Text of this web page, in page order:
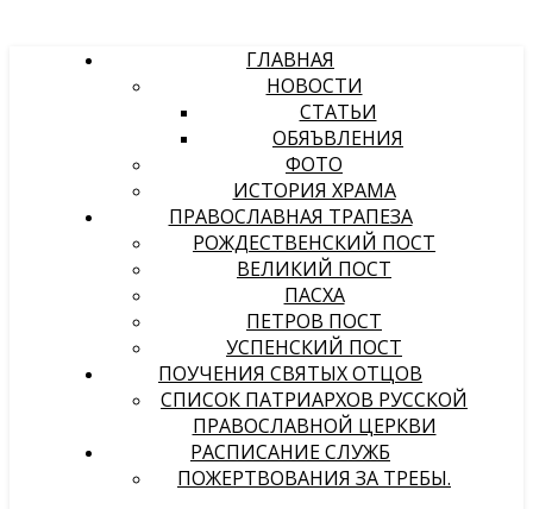
ГЛАВНАЯ
НОВОСТИ
СТАТЬИ
ОБЯЪВЛЕНИЯ
ФОТО
ИСТОРИЯ ХРАМА
ПРАВОСЛАВНАЯ ТРАПЕЗА
РОЖДЕСТВЕНСКИЙ ПОСТ
ВЕЛИКИЙ ПОСТ
ПАСХА
ПЕТРОВ ПОСТ
УСПЕНСКИЙ ПОСТ
ПОУЧЕНИЯ СВЯТЫХ ОТЦОВ
СПИСОК ПАТРИАРХОВ РУССКОЙ
ПРАВОСЛАВНОЙ ЦЕРКВИ
РАСПИСАНИЕ СЛУЖБ
ПОЖЕРТВОВАНИЯ ЗА ТРЕБЫ.